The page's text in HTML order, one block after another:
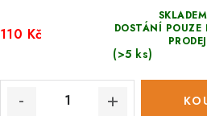
DOSTÁNÍ POUZE
(>5 ks)
110 Kč